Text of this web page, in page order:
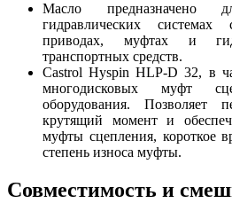
Масло предназначено
гидравлических системах
приводах, муфтах и
транспортных средств.
Castrol Hyspin HLP-D 32, в
многодисковых муфт
оборудования. Позволяет
крутящий момент и
муфты сцепления, короткое
степень износа муфты.
Совместимость и